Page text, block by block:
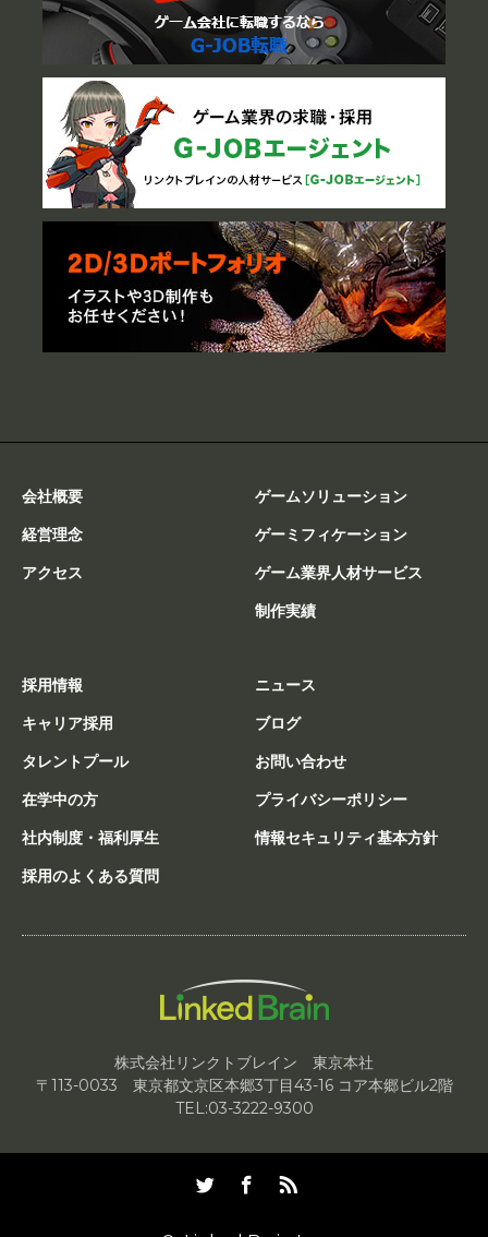
会社概要
経営理念
アクセス
ゲームソリューション
ゲーミフィケーション
ゲーム業界人材サービス
制作実績
採用情報
キャリア採用
タレントプール
在学中の方
社内制度・福利厚生
採用のよくある質問
ニュース
ブログ
お問い合わせ
プライバシーポリシー
情報セキュリティ基本方針
株式会社リンクトブレイン 東京本社
〒113-0033 東京都文京区本郷3丁目43-16 コア本郷ビル2階
TEL:03-3222-9300